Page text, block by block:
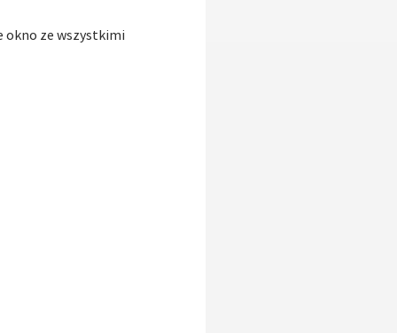
okno ze wszystkimi